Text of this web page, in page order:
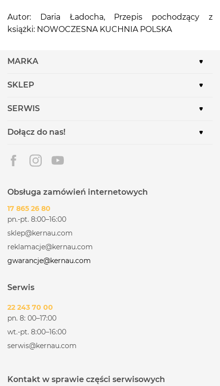
Autor: Daria Ładocha, Przepis pochodzący z
książki: NOWOCZESNA KUCHNIA POLSKA
MARKA
SKLEP
SERWIS
Dołącz do nas!
Obsługa zamówień internetowych
17 865 26 80
pn.-pt. 8:00–16:00
sklep@kernau.com
reklamacje@kernau.com
gwarancje@kernau.com
Serwis
22 243 70 00
pn. 8: 00–17:00
wt.-pt. 8:00–16:00
serwis@kernau.com
Kontakt w sprawie części serwisowych